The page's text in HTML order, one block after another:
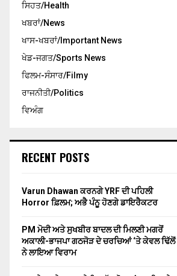
ਸਿਹਤ/Health
ਖਬਰਾਂ/News
ਖਾਸ-ਖਬਰਾਂ/Important News
ਖੇਡ-ਜਗਤ/Sports News
ਫਿਲਮ-ਸੰਸਾਰ/Filmy
ਰਾਜਨੀਤੀ/Politics
ਵਿਅੰਗ
RECENT POSTS
Varun Dhawan ਕਰਨਗੇ YRF ਦੀ ਪਹਿਲੀ
Horror ਫ਼ਿਲਮ; ਅਭੈ ਪੰਨੂ ਹੋਣਗੇ ਡਾਇਰੈਕਟਰ
PM ਮੋਦੀ ਅਤੇ ਸੁਖਬੀਰ ਬਾਦਲ ਦੀ ਮਿਲਣੀ ਮਗਰੋਂ
ਅਕਾਲੀ-ਭਾਜਪਾ ਗਠਜੋੜ ਦੇ ਚਰਚਿਆਂ ‘ਤੇ ਕੇਵਲ ਢਿੱਲੋਂ
ਨੇ ਲਾਇਆ ਵਿਰਾਮ